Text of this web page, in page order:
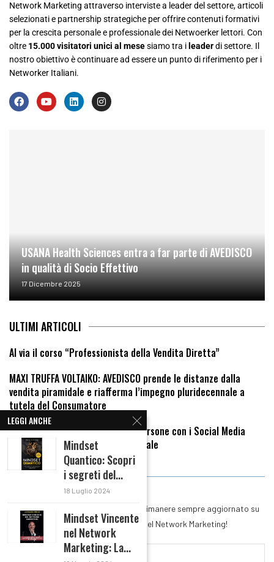
Network Marketing attraverso interviste a leader del settore, articoli
selezionati e partnership strategiche per offrire contenuti formativi
per la crescita personale e professionale dei Netwoerker lettori. Con
oltre 15.000 visitatori unici al mesesiamo tra i leaderdi settore. Il
nostro obiettivo è continuare ad essere un punto di riferimento per i
Networker Italiani.
USANA Health Sciences entra a far parte di AVEDISCO
in qualità di Socio Effettivo
17 Dicembre 2025
ULTIMI ARTICOLI
Al via il corso “Professionista della Vendita Diretta”
MAXI TRUFFA VOLTAIKO: AVEDISCO prende le distanze dalla
vendita piramidale e riafferma l’impegno pluridecennale a
tutela del Consumatore
STEFANO ORRU’: Come attrarre persone con i Social Media
grazie al focus sul tuo cliente ideale
RIMANI IN CONTATTO
Iscriviti alla nostra Newsletter per rimanere sempre aggiornato su
tutte le novità del mondo del Network Marketing!
LEGGI ANCHE
Mindset
Quantico: Scopri
i segreti del...
18 Luglio 2024
Mindset Vincente
nel Network
Marketing: La...